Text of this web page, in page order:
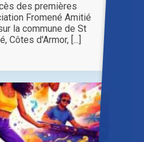
des premières
Fromené Amitié
la commune de St
Côtes d'Armor, [...]